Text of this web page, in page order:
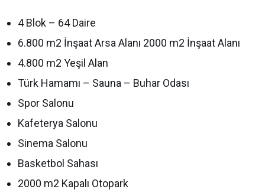
4 Blok – 64 Daire
6.800 m2 İnşaat Arsa Alanı 2000 m2 İnşaat Alanı
4.800 m2 Yeşil Alan
Türk Hamamı – Sauna – Buhar Odası
Spor Salonu
Kafeterya Salonu
Sinema Salonu
Basketbol Sahası
2000 m2 Kapalı Otopark